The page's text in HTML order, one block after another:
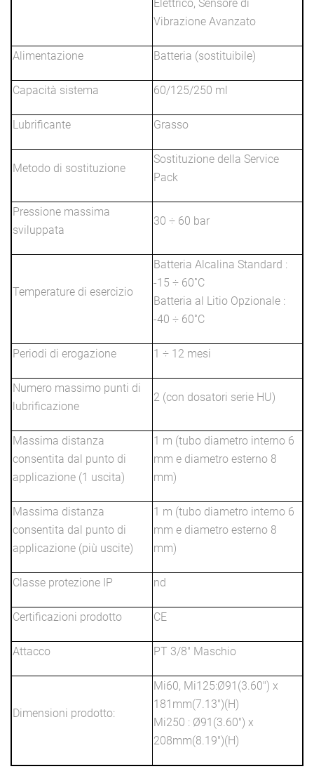
Elettrico, Sensore di
Vibrazione Avanzato
Alimentazione Batteria (sostituibile)
Capacità sistema 60/125/250 ml
Lubrificante Grasso
Metodo di sostituzione
Sostituzione della Service
Pack
Pressione massima
sviluppata
30 ÷ 60 bar
Temperature di esercizio
Batteria Alcalina Standard :
-15 ÷ 60˚C
Batteria al Litio Opzionale :
-40 ÷ 60˚C
Periodi di erogazione 1 ÷ 12 mesi
Numero massimo punti di
lubrificazione
2 (con dosatori serie HU)
Massima distanza
consentita dal punto di
applicazione (1 uscita)
1 m (tubo diametro interno 6
mm e diametro esterno 8
mm)
Massima distanza
consentita dal punto di
applicazione (più uscite)
1 m (tubo diametro interno 6
mm e diametro esterno 8
mm)
Classe protezione IP nd
Certificazioni prodotto CE
Attacco PT 3/8" Maschio
Dimensioni prodotto:
Mi60, Mi125:Ø91(3.60") x
181mm(7.13")(H)
Mi250 : Ø91(3.60") x
208mm(8.19")(H)